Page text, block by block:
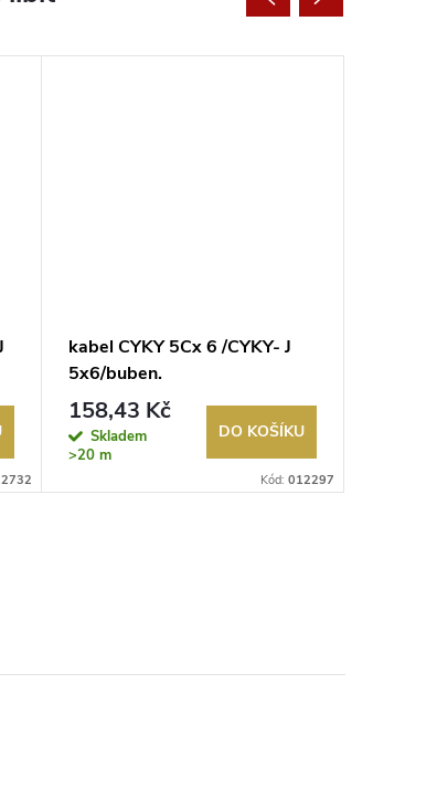
kabel CYKY 5Cx 6 /CYKY- J
5x6/buben.
158,43 Kč
Skladem
>20 m
DO KOŠÍKU
Kód: 012297